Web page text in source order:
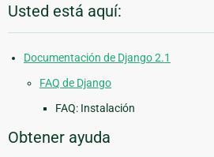
Usted está aquí:
Documentación de Django 2.1
FAQ de Django
FAQ: Instalación
Obtener ayuda